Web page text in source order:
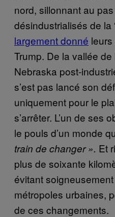
nord, sillonnant au
désindustrialisés de la
largement donné
Trump. De la vallée
Nebraska post-
s’est pas lancé son
uniquement pour le
s’arrêter. L’un de ses
le pouls d’un monde
train de changer». Et
plus de soixante
évitant
métropoles urbaines,
de ces changements.